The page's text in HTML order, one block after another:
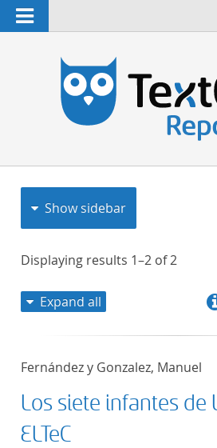
Navigation
Show sidebar
Displaying results 1–2 of2
Expand all
Fernández y Gonzalez, Manuel
Los siete infantes de
ELTeC